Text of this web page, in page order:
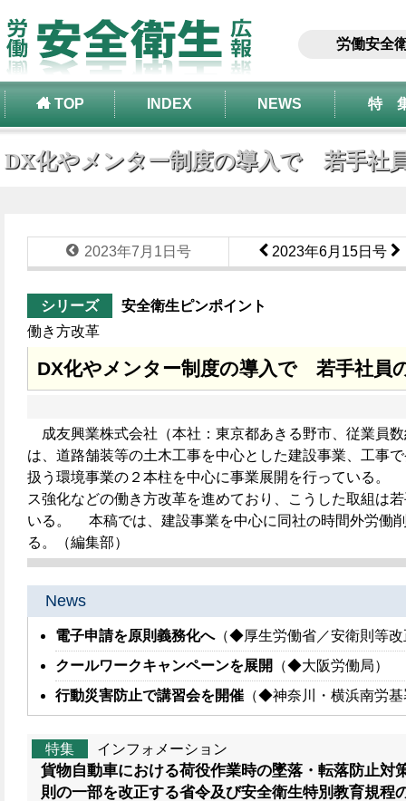
労働安全
TOP INDEX NEWS 特
DX化やメンター制度の導入で 若手社
2023年7月1日号 2023年6月15日号
シリーズ
安全衛生ピンポイント
働き方改革
DX化やメンター制度の導入で 若手社員
成友興業株式会社（本社：東京都あきる野市、従業員
は、道路舗装等の土木工事を中心とした建設事業、工事
扱う環境事業の２本柱を中心に事業展開を行っている
ス強化などの働き方改革を進めており、こうした取組は
いる。 本稿では、建設事業を中心に同社の時間外労働
る。（編集部）
News
電子申請を原則義務化へ（◆厚生労働省／安衛則等
クールワークキャンペーンを展開
（◆大阪労働局）
行動災害防止で講習会を開催 （◆神奈川・横浜南労
特集 インフォメーション
貨物自動車における荷役作業時の墜落・転落防止対
則の一部を改正する省令及び安全衛生特別教育規程